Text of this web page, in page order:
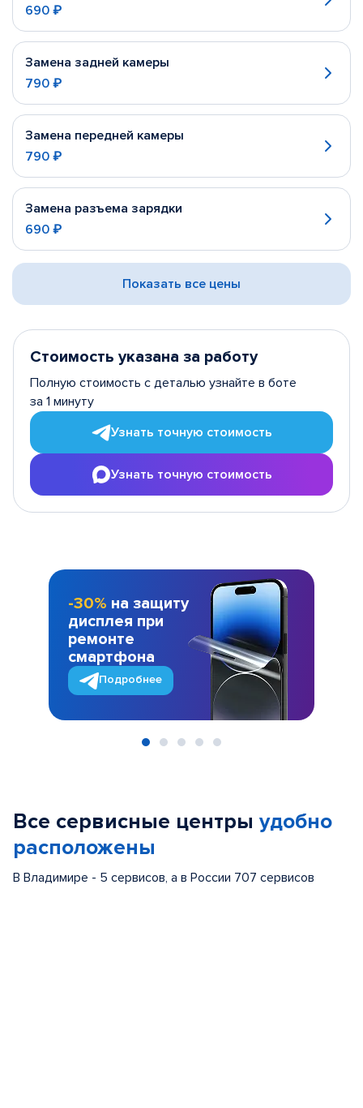
690 ₽
Замена задней камеры
790 ₽
Замена передней камеры
790 ₽
Замена разъема зарядки
690 ₽
Показать все цены
Стоимость указана за работу
Полную стоимость с деталью узнайте в боте
за 1 минуту
Узнать точную стоимость
Узнать точную стоимость
-30% на защиту
дисплея при
ремонте
смартфона
Подробнее
Все сервисные центры удобно
расположены
В Владимире - 5 сервисов, а в России 707 сервисов